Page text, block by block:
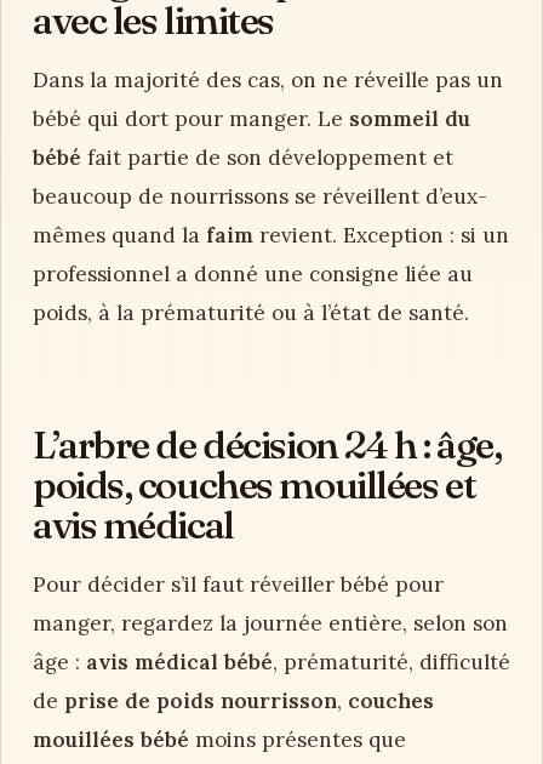
avec les limites
Dans la majorité des cas, on ne réveille pas un
bébé qui dort pour manger. Le sommeil du
bébé fait partie de son développement et
beaucoup de nourrissons se réveillent d’eux-
mêmes quand la faim revient. Exception : si un
professionnel a donné une consigne liée au
poids, à la prématurité ou à l’état de santé.
L’arbre de décision 24 h : âge,
poids, couches mouillées et
avis médical
Pour décider s’il faut réveiller bébé pour
manger, regardez la journée entière, selon son
âge : avis médical bébé, prématurité, difficulté
de prise de poids nourrisson, couches
mouillées bébé moins présentes que